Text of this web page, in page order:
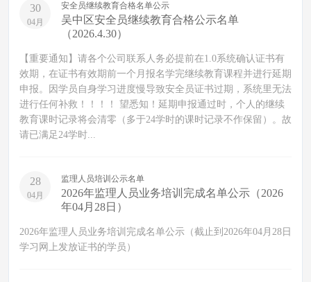
30
04月
安全员继续教育合格名单公示
吴中区安全员继续教育合格公示名单
（2026.4.30）
【重要通知】请各个公司联系人务必提前在1.0系统确认证书有
效期，在证书有效期前一个月报名学完继续教育课程并进行延期
申报。因学员自身学习进度慢导致安全员证书过期，系统里无法
进行任何补救！！！！ 望悉知！延期申报通过时，个人的继续
教育课时记录将会清零（多于24学时的课时记录不作保留）。故
请已满足24学时...
28
04月
监理人员培训公示名单
2026年监理人员业务培训完成名单公示（2026
年04月28日）
2026年监理人员业务培训完成名单公示（截止到2026年04月28日
学习网上发放证书的学员）